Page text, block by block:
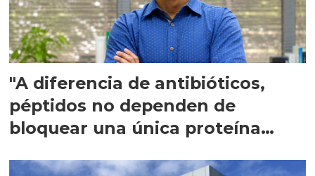
"A diferencia de antibióticos,
péptidos no dependen de
bloquear una única proteína